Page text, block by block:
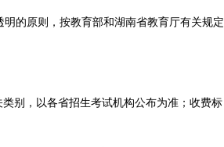
的原则，按教育部和湖南省教育厅有关规定
别，以各省招生考试机构公布为准；收费标